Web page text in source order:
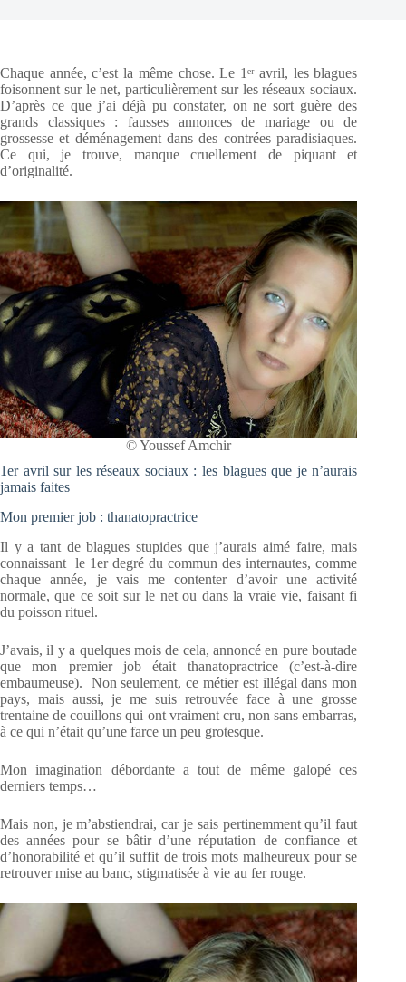
Chaque année, c’est la même chose. Le 1ᵉʳ avril, les blagues
foisonnent sur le net, particulièrement sur les réseaux sociaux.
D’après ce que j’ai déjà pu constater, on ne sort guère des
grands classiques : fausses annonces de mariage ou de
grossesse et déménagement dans des contrées paradisiaques.
Ce qui, je trouve, manque cruellement de piquant et
d’originalité.
© Youssef Amchir
1er avril sur les réseaux sociaux : les blagues que je n’aurais
jamais faites
Mon premier job : thanatopractrice
Il y a tant de blagues stupides que j’aurais aimé faire, mais
connaissant le 1er degré du commun des internautes, comme
chaque année, je vais me contenter d’avoir une activité
normale, que ce soit sur le net ou dans la vraie vie, faisant fi
du poisson rituel.
J’avais, il y a quelques mois de cela, annoncé en pure boutade
que mon premier job était thanatopractrice (c’est-à-dire
embaumeuse). Non seulement, ce métier est illégal dans mon
pays, mais aussi, je me suis retrouvée face à une grosse
trentaine de couillons qui ont vraiment cru, non sans embarras,
à ce qui n’était qu’une farce un peu grotesque.
Mon imagination débordante a tout de même galopé ces
derniers temps…
Mais non, je m’abstiendrai, car je sais pertinemment qu’il faut
des années pour se bâtir d’une réputation de confiance et
d’honorabilité et qu’il suffit de trois mots malheureux pour se
retrouver mise au banc, stigmatisée à vie au fer rouge.